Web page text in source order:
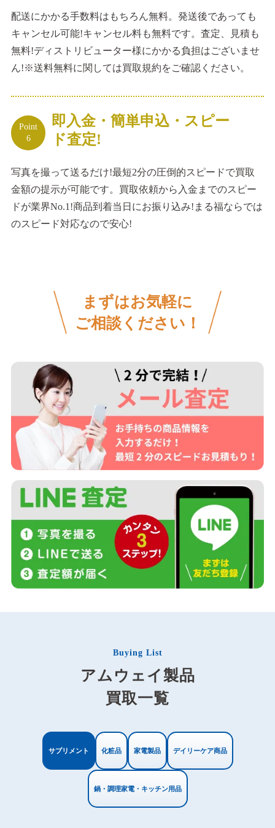
配送にかかる手数料はもちろん無料。発送後であっても
キャンセル可能!キャンセル料も無料です。査定、見積も
無料!ディストリビューター様にかかる負担はございませ
ん!※送料無料に関しては買取規約をご確認ください。
Point
6
即入金・簡単申込・スピー
ド査定!
写真を撮って送るだけ!最短2分の圧倒的スピードで買取
金額の提示が可能です。買取依頼から入金までのスピー
ドが業界No.1!商品到着当日にお振り込み!まる福ならでは
のスピード対応なので安心!
まずはお気軽に
ご相談ください！
Buying List
アムウェイ製品
買取一覧
サプリメント 化粧品 家電製品 デイリーケア商品
鍋・調理家電・キッチン用品